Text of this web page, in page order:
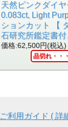
天然ピンクダイ
0.083ct, Light
ションカット 【
石研究所鑑定書付
価格:62,500円(税込)
品切れ・・
ご利用ガイド ( 詳